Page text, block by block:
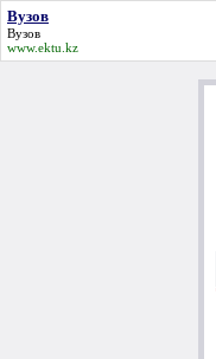
Вузов
Вузов
www.ektu.kz